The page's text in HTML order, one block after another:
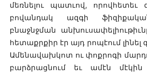
մեռնելու պատւով, որովհետեւ
բովանդակ ազգի
բնաջնջման
հետաքրքիր էր այդ րոպէում լինել
Ամենավախկոտ ու փոքրոգի
բարձրացնում եւ ամէն մէկին